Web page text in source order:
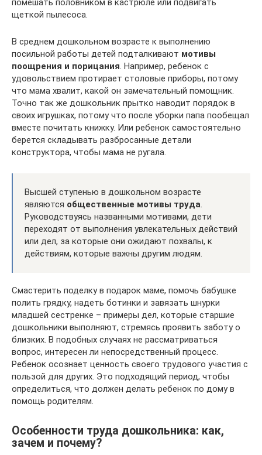
помешать половником в кастрюле или подвигать
щеткой пылесоса.
В среднем дошкольном возрасте к выполнению
посильной работы детей подталкивают мотивы
поощрения и порицания. Например, ребенок с
удовольствием протирает столовые приборы, потому
что мама хвалит, какой он замечательный помощник.
Точно так же дошкольник прытко наводит порядок в
своих игрушках, потому что после уборки папа пообещал
вместе почитать книжку. Или ребенок самостоятельно
берется складывать разбросанные детали
конструктора, чтобы мама не ругала.
Высшей ступенью в дошкольном возрасте
являются общественные мотивы труда.
Руководствуясь названными мотивами, дети
переходят от выполнения увлекательных действий
или дел, за которые они ожидают похвалы, к
действиям, которые важны другим людям.
Смастерить поделку в подарок маме, помочь бабушке
полить грядку, надеть ботинки и завязать шнурки
младшей сестренке – примеры дел, которые старшие
дошкольники выполняют, стремясь проявить заботу о
близких. В подобных случаях не рассматриваться
вопрос, интересен ли непосредственный процесс.
Ребенок осознает ценность своего трудового участия с
пользой для других. Это подходящий период, чтобы
определиться, что должен делать ребенок по дому в
помощь родителям.
Особенности труда дошкольника: как,
зачем и почему?